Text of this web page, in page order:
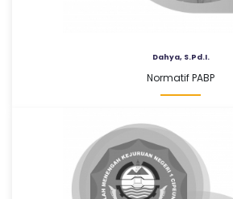
Dahya, S.Pd.I.
Normatif PABP